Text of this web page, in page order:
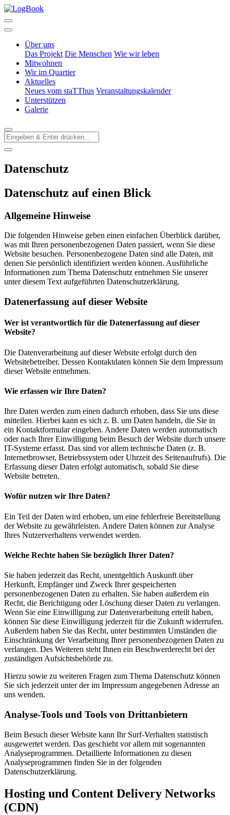
Über uns
Das Projekt Die Menschen Wie wir leben
Mitwohnen
Wir im Quartier
Aktuelles
Neues vom staTThus Veranstaltungskalender
Unterstützen
Galerie
Datenschutz
Datenschutz auf einen Blick
Allgemeine Hinweise
Die folgenden Hinweise geben einen einfachen Überblick darüber,
was mit Ihren personenbezogenen Daten passiert, wenn Sie diese
Website besuchen. Personenbezogene Daten sind alle Daten, mit
denen Sie persönlich identifiziert werden können. Ausführliche
Informationen zum Thema Datenschutz entnehmen Sie unserer
unter diesem Text aufgeführten Datenschutzerklärung.
Datenerfassung auf dieser Website
Wer ist verantwortlich für die Datenerfassung auf dieser
Website?
Die Datenverarbeitung auf dieser Website erfolgt durch den
Websitebetreiber. Dessen Kontaktdaten können Sie dem Impressum
dieser Website entnehmen.
Wie erfassen wir Ihre Daten?
Ihre Daten werden zum einen dadurch erhoben, dass Sie uns diese
mitteilen. Hierbei kann es sich z. B. um Daten handeln, die Sie in
ein Kontaktformular eingeben. Andere Daten werden automatisch
oder nach Ihrer Einwilligung beim Besuch der Website durch unsere
IT-Systeme erfasst. Das sind vor allem technische Daten (z. B.
Internetbrowser, Betriebssystem oder Uhrzeit des Seitenaufrufs). Die
Erfassung dieser Daten erfolgt automatisch, sobald Sie diese
Website betreten.
Wofür nutzen wir Ihre Daten?
Ein Teil der Daten wird erhoben, um eine fehlerfreie Bereitstellung
der Website zu gewährleisten. Andere Daten können zur Analyse
Ihres Nutzerverhaltens verwendet werden.
Welche Rechte haben Sie bezüglich Ihrer Daten?
Sie haben jederzeit das Recht, unentgeltlich Auskunft über
Herkunft, Empfänger und Zweck Ihrer gespeicherten
personenbezogenen Daten zu erhalten. Sie haben außerdem ein
Recht, die Berichtigung oder Löschung dieser Daten zu verlangen.
Wenn Sie eine Einwilligung zur Datenverarbeitung erteilt haben,
können Sie diese Einwilligung jederzeit für die Zukunft widerrufen.
Außerdem haben Sie das Recht, unter bestimmten Umständen die
Einschränkung der Verarbeitung Ihrer personenbezogenen Daten zu
verlangen. Des Weiteren steht Ihnen ein Beschwerderecht bei der
zuständigen Aufsichtsbehörde zu.
Hierzu sowie zu weiteren Fragen zum Thema Datenschutz können
Sie sich jederzeit unter der im Impressum angegebenen Adresse an
uns wenden.
Analyse-Tools und Tools von Drittanbietern
Beim Besuch dieser Website kann Ihr Surf-Verhalten statistisch
ausgewertet werden. Das geschieht vor allem mit sogenannten
Analyseprogrammen. Detaillierte Informationen zu diesen
Analyseprogrammen finden Sie in der folgenden
Datenschutzerklärung.
Hosting und Content Delivery Networks
(CDN)